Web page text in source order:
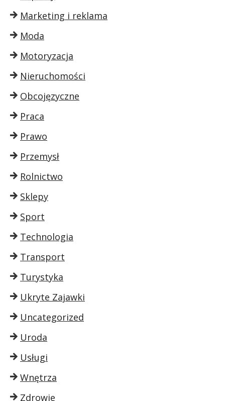
Marketing i reklama
Moda
Motoryzacja
Nieruchomości
Obcojęzyczne
Praca
Prawo
Przemysł
Rolnictwo
Sklepy
Sport
Technologia
Transport
Turystyka
Ukryte Zajawki
Uncategorized
Uroda
Usługi
Wnętrza
Zdrowie